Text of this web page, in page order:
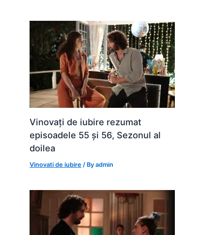
Vinovați de iubire rezumat
episoadele 55 și 56, Sezonul al
doilea
Vinovati de iubire / Byadmin